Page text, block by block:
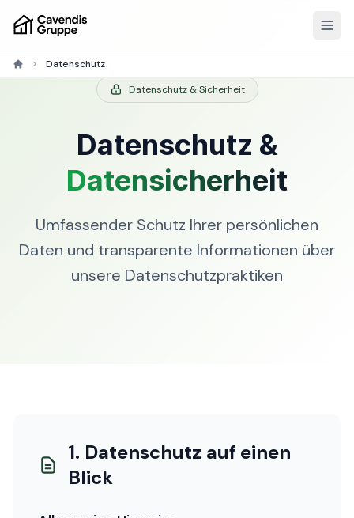
Datenschutz
Datenschutz & Sicherheit
Datenschutz &
Datensicherheit
Umfassender Schutz Ihrer persönlichen
Daten und transparente Informationen über
unsere Datenschutzpraktiken
1. Datenschutz auf einen
Blick